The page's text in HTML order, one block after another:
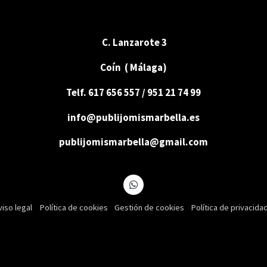
C. Lanzarote 3
Coín ( Málaga)
Telf. 617 656 557 / 951 21 74 99
info@publijomismarbella.es
publijomismarbella@gmail.com
legal Política de cookies Gestión de cookies Política de